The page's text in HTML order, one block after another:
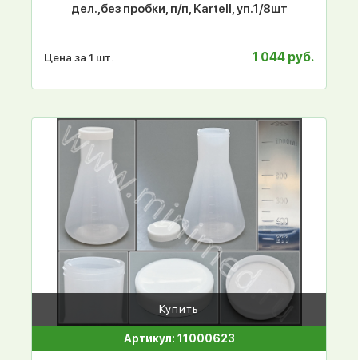
дел.,без пробки, п/п, Kartell, уп.1/8шт
Цена за 1 шт. 1 044 руб.
Купить
Артикул: 11000623